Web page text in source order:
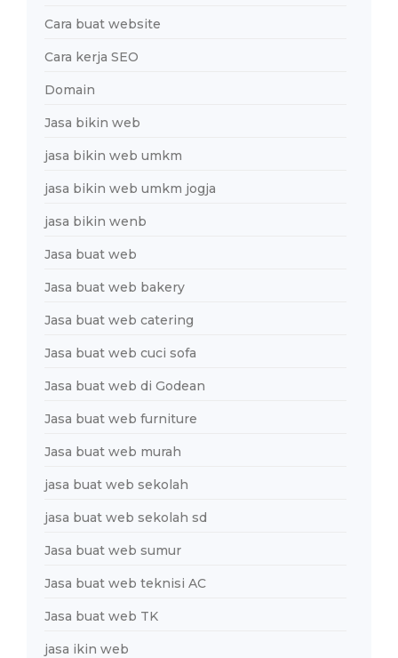
Cara buat website
Cara kerja SEO
Domain
Jasa bikin web
jasa bikin web umkm
jasa bikin web umkm jogja
jasa bikin wenb
Jasa buat web
Jasa buat web bakery
Jasa buat web catering
Jasa buat web cuci sofa
Jasa buat web di Godean
Jasa buat web furniture
Jasa buat web murah
jasa buat web sekolah
jasa buat web sekolah sd
Jasa buat web sumur
Jasa buat web teknisi AC
Jasa buat web TK
jasa ikin web